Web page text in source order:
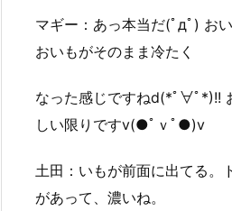
マギー：あっ本当だ(ﾟдﾟ) お
おいもがそのまま冷たく
なった感じですねd(*ﾟ∀ﾟ*)!!
しい限りですv(●ﾟｖﾟ●)v
土田：いもが前面に出てる。
があって、濃いね。